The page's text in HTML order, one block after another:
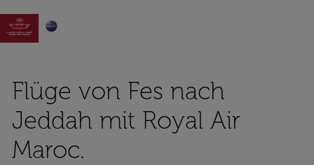

Flüge von Fes nach
Jeddah mit Royal Air
Maroc.